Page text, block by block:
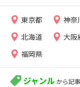
東京都 神奈
北海道
大阪
福岡県
ジャンル から記